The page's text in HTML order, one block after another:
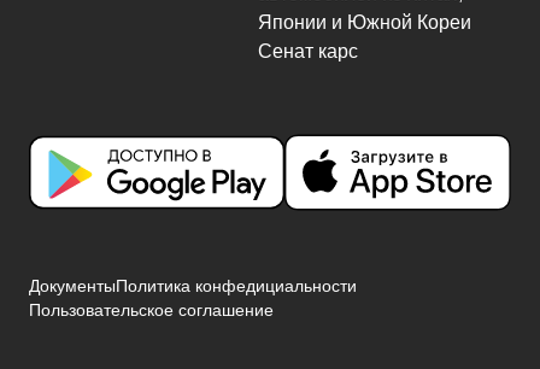
ДокументыПолитика конфедициальности
Пользовательское соглашение